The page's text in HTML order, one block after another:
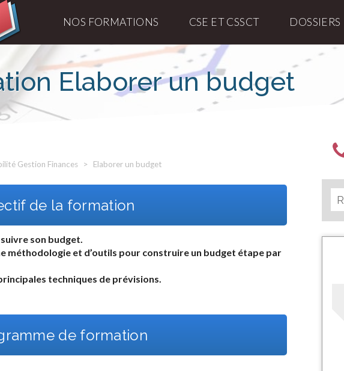
NOS FORMATIONS CSE ET CSSCT DOSSIERS
Elaborer un budget
Gestion Finances Elaborer un budget
de la formation
son budget.
méthodologie et d’outils pour construire un budget étape par
techniques de prévisions.
de formation